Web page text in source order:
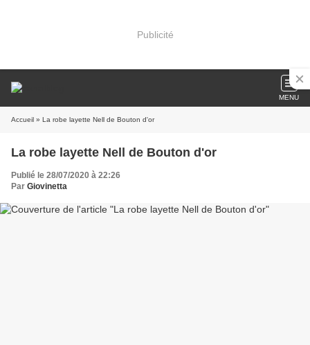
Publicité
MENU
Accueil » La robe layette Nell de Bouton d'or
La robe layette Nell de Bouton d'or
Publié le 28/07/2020 à 22:26
Par Giovinetta